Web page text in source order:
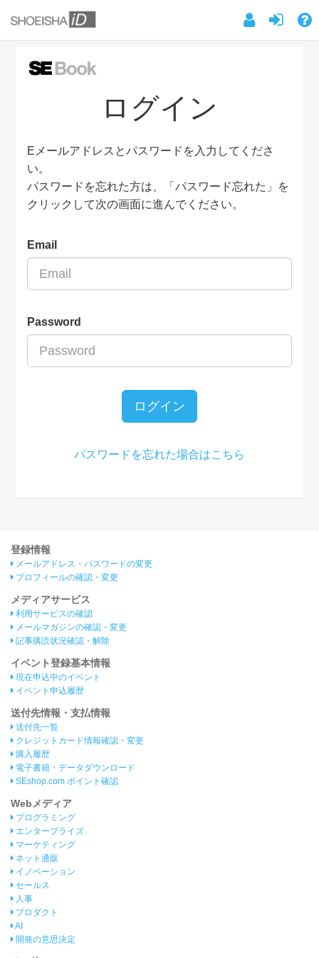
ログイン
Eメールアドレスとパスワードを入力してくださ
い。
パスワードを忘れた方は、「パスワード忘れた」を
クリックして次の画面に進んでください。
Email
Password
ログイン
パスワードを忘れた場合はこちら
登録情報
メールアドレス・パスワードの変更
プロフィールの確認・変更
メディアサービス
利用サービスの確認
メールマガジンの確認・変更
記事購読状況確認・解除
イベント登録基本情報
現在申込中のイベント
イベント申込履歴
送付先情報・支払情報
送付先一覧
クレジットカード情報確認・変更
購入履歴
電子書籍・データダウンロード
SEshop.com ポイント確認
Webメディア
プログラミング
エンタープライズ
マーケティング
ネット通販
イノベーション
セールス
人事
プロダクト
AI
開発の意思決定